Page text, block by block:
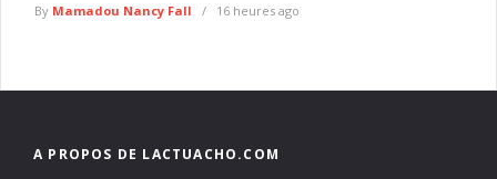
By Mamadou Nancy Fall 16 heures ago
A PROPOS DE LACTUACHO.COM